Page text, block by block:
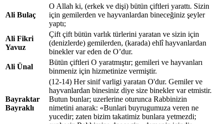
Ali Bulaç
O Allah ki, (erkek ve dişi) bütün çiftleri yarattı. Sizin
için gemilerden ve hayvanlardan bineceğiniz şeyler
yaptı;
Ali Fikri
Yavuz
Çift çift bütün varlık türlerini yaratan ve sizin için
(denizlerde) gemilerden, (karada) ehlî hayvanlardan
binekler var eden de O’dur.
Ali Ünal
Bütün çiftleri O yaratmıştır; gemileri ve hayvanları
binmeniz için hizmetinize vermiştir.
Bayraktar
Bayraklı
(12-14) Her sinif varligi yaratan O'dur. Gemiler ve
hayvanlardan binesiniz diye size binekler var etmistir.
Butun bunlar; uzerlerine oturunca Rabbinizin
nimetini anarak: «Bunlari buyrugumuza veren ne
yucedir; zaten bizim takatimiz bunlara yetmezdi;